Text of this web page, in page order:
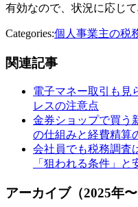
有効なので、状況に応じ
Categories:個人事業主の税
関連記事
電子マネー取引も見
レスの注意点
金券ショップで買う
の仕組みと経費精算
会社員でも税務調査
「狙われる条件」
アーカイブ（2025年〜